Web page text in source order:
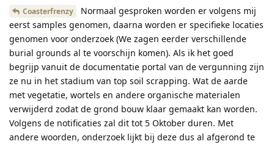
Coasterfrenzy
Normaal gesproken worden er volgens mij
eerst samples genomen, daarna worden er specifieke locaties
genomen voor onderzoek (We zagen eerder verschillende
burial grounds al te voorschijn komen). Als ik het goed
begrijp vanuit de documentatie portal van de vergunning zijn
ze nu in het stadium van top soil scrapping. Wat de aarde
met vegetatie, wortels en andere organische materialen
verwijderd zodat de grond bouw klaar gemaakt kan worden.
Volgens de notificaties zal dit tot 5 Oktober duren. Met
andere woorden, onderzoek lijkt bij deze dus al afgerond te